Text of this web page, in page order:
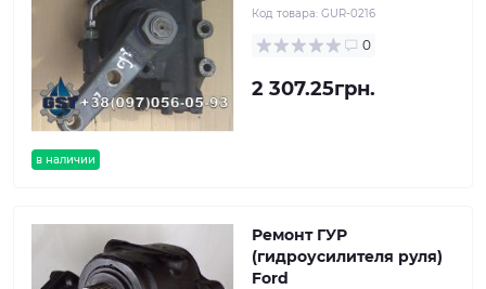
в наличии
Код товара: GUR-0216
0
2 307.25грн.
Ремонт ГУР
(гидроусилителя руля)
Ford